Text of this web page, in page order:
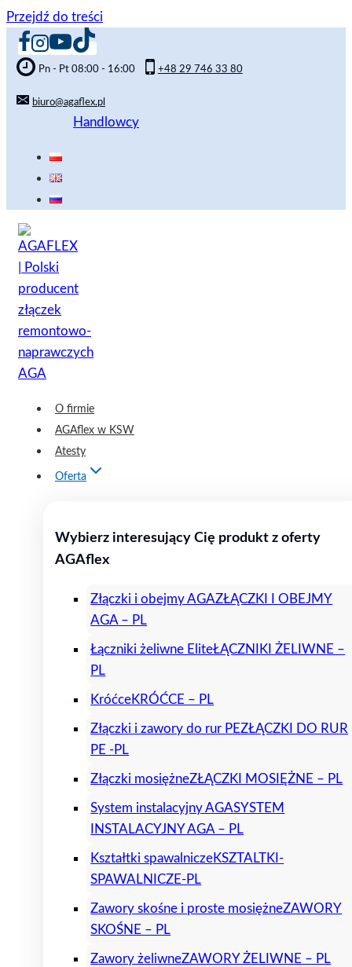
Przejdź do treści
Pn - Pt 08:00 - 16:00 +48 29 746 33 80
biuro@agaflex.pl
Handlowcy
O firmie
AGAflex w KSW
Atesty
Oferta
Wybierz interesujący Cię produkt z oferty
AGAflex
Złączki i obejmy AGAZŁĄCZKI I OBEJMY
AGA – PL
Łączniki żeliwne EliteŁĄCZNIKI ŻELIWNE –
PL
KróćceKRÓĆCE – PL
Złączki i zawory do rur PEZŁĄCZKI DO RUR
PE -PL
Złączki mosiężneZŁĄCZKI MOSIĘŻNE – PL
System instalacyjny AGASYSTEM
INSTALACYJNY AGA – PL
Kształtki spawalniczeKSZTALTKI-
SPAWALNICZE-PL
Zawory skośne i proste mosiężneZAWORY
SKOŚNE – PL
Zawory żeliwneZAWORY ŻELIWNE – PL